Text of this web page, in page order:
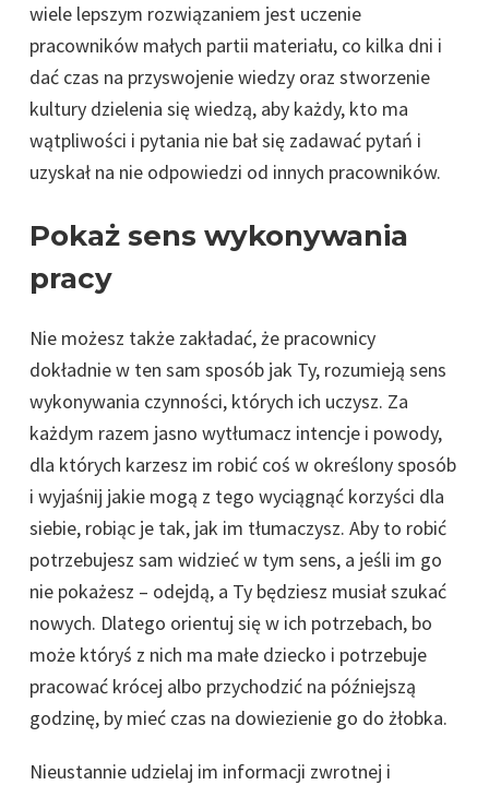
wiele lepszym rozwiązaniem jest uczenie
pracowników małych partii materiału, co kilka dni i
dać czas na przyswojenie wiedzy oraz stworzenie
kultury dzielenia się wiedzą, aby każdy, kto ma
wątpliwości i pytania nie bał się zadawać pytań i
uzyskał na nie odpowiedzi od innych pracowników.
Pokaż sens wykonywania
pracy
Nie możesz także zakładać, że pracownicy
dokładnie w ten sam sposób jak Ty, rozumieją sens
wykonywania czynności, których ich uczysz. Za
każdym razem jasno wytłumacz intencje i powody,
dla których karzesz im robić coś w określony sposób
i wyjaśnij jakie mogą z tego wyciągnąć korzyści dla
siebie, robiąc je tak, jak im tłumaczysz. Aby to robić
potrzebujesz sam widzieć w tym sens, a jeśli im go
nie pokażesz – odejdą, a Ty będziesz musiał szukać
nowych. Dlatego orientuj się w ich potrzebach, bo
może któryś z nich ma małe dziecko i potrzebuje
pracować krócej albo przychodzić na późniejszą
godzinę, by mieć czas na dowiezienie go do żłobka.
Nieustannie udzielaj im informacji zwrotnej i